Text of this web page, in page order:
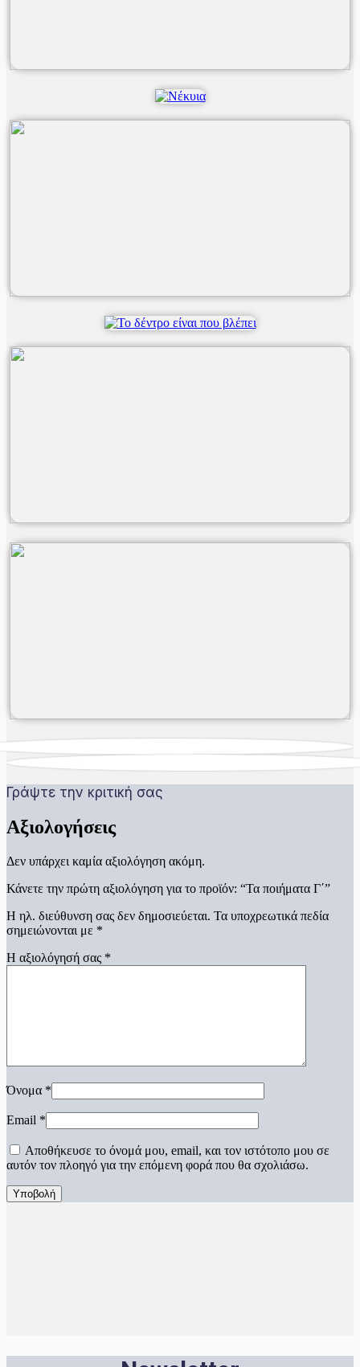
Γράψτε την κριτική σας
Αξιολογήσεις
Δεν υπάρχει καμία αξιολόγηση ακόμη.
Κάνετε την πρώτη αξιολόγηση για το προϊόν: “Τα ποιήματα Γ΄”
Η ηλ. διεύθυνση σας δεν δημοσιεύεται. Τα υποχρεωτικά πεδία
σημειώνονται με *
Η αξιολόγησή σας *
Όνομα *
Email *
Αποθήκευσε το όνομά μου, email, και τον ιστότοπο μου σε
αυτόν τον πλοηγό για την επόμενη φορά που θα σχολιάσω.